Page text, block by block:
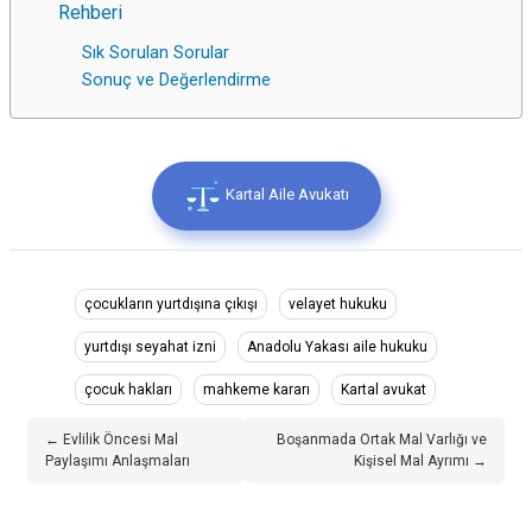
Rehberi
Sık Sorulan Sorular
Sonuç ve Değerlendirme
Kartal Aile Avukatı
çocukların yurtdışına çıkışı velayet hukuku
yurtdışı seyahat izni Anadolu Yakası aile hukuku
çocuk hakları mahkeme kararı Kartal avukat
← Evlilik Öncesi Mal
Paylaşımı Anlaşmaları
Boşanmada Ortak Mal Varlığı ve
Kişisel Mal Ayrımı →